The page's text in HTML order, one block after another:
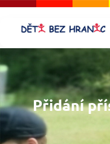
Přidání